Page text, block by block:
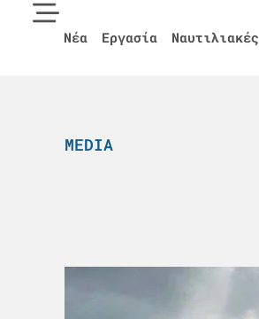
Νέα Εργασία Ναυτιλιακές
MEDIA